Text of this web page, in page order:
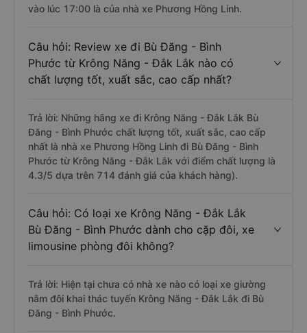
vào lúc 17:00 là của nhà xe Phương Hồng Linh.
Câu hỏi: Review xe đi Bù Đăng - Bình
Phước từ Krông Năng - Đắk Lắk nào có
chất lượng tốt, xuất sắc, cao cấp nhất?
Trả lời: Những hãng xe đi Krông Năng - Đắk Lắk Bù
Đăng - Bình Phước chất lượng tốt, xuất sắc, cao cấp
nhất là nhà xe Phương Hồng Linh đi Bù Đăng - Bình
Phước từ Krông Năng - Đắk Lắk với điểm chất lượng là
4.3/5 dựa trên 714 đánh giá của khách hàng).
Câu hỏi: Có loại xe Krông Năng - Đắk Lắk
Bù Đăng - Bình Phước dành cho cặp đôi, xe
limousine phòng đôi không?
Trả lời: Hiện tại chưa có nhà xe nào có loại xe giường
nằm đôi khai thác tuyến Krông Năng - Đắk Lắk đi Bù
Đăng - Bình Phước.